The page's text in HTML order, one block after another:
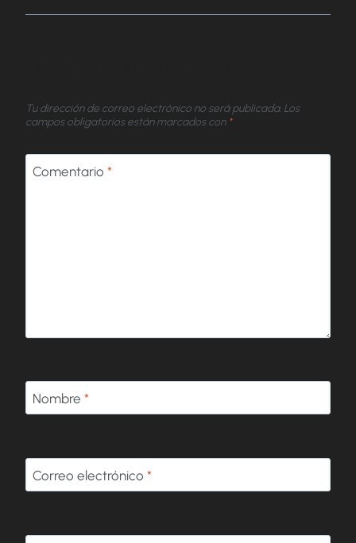
Tu dirección de correo electrónico no será publicada. Los
campos obligatorios están marcados con *
Comentario *
Nombre *
Correo electrónico *